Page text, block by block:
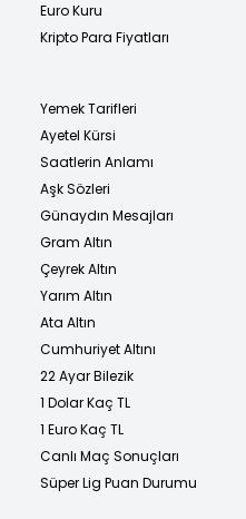
Euro Kuru
Kripto Para Fiyatları
Yemek Tarifleri
Ayetel Kürsi
Saatlerin Anlamı
Aşk Sözleri
Günaydın Mesajları
Gram Altın
Çeyrek Altın
Yarım Altın
Ata Altın
Cumhuriyet Altını
22 Ayar Bilezik
1 Dolar Kaç TL
1 Euro Kaç TL
Canlı Maç Sonuçları
Süper Lig Puan Durumu